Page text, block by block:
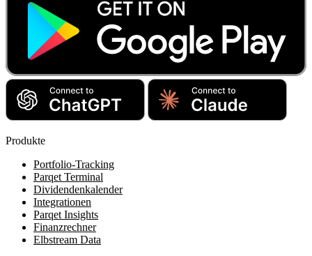
Produkte
Portfolio-Tracking
Parqet Terminal
Dividendenkalender
Integrationen
Parqet Insights
Finanzrechner
Elbstream Data